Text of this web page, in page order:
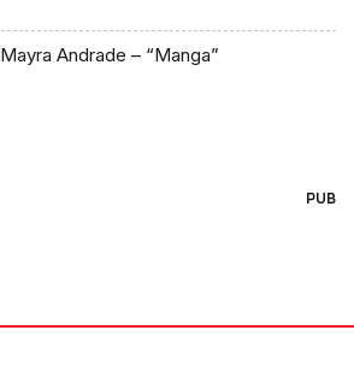
Mayra Andrade – “Manga”
PUB